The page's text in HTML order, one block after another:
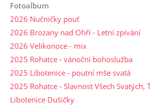
Fotoalbum
2026 Nučničky pouť
2026 Brozany nad Ohří - Letní zpívání
2026 Velikonoce - mix
2025 Rohatce - vánoční bohoslužba
2025 Libotenice - poutní mše svatá
2025 Rohatce - Slavnost Všech Svatých,
Libotenice Dušičky